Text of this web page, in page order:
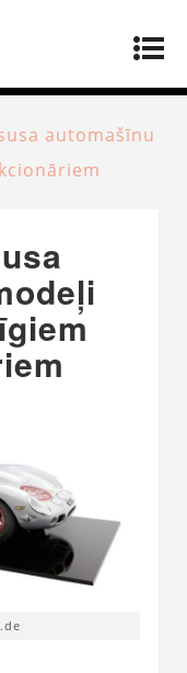
automašīnu